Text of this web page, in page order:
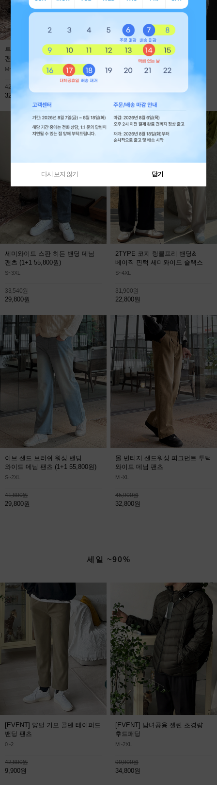
투턱 사계절 프리미엄 와이드 데님
팬츠
M~XL
42,800원
32,800원
에어로 쿨에버 절개 오버핏 긴팔
M~XL
세미와이드 스판 히든 밴딩 데님
팬츠 (1+1 55,800원)
S~3XL
33,540원
29,800원
2TYPE 코지 링클프리 밴딩&
베이직 핀턱 세미와이드 슬랙스
S~4XL
31,900원
22,800원
이브 샌드 브러쉬 워싱 밴딩
와이드 데님 팬츠 (1+1 55,800원)
S~2XL
41,800원
29,800원
몰 빈티지 샌드워싱 피그먼트 투턱
와이드 데님 팬츠
M~XL
45,900원
32,800원
세일 ~90%
[EVENT] 양털 기모 골덴 테이퍼드
밴딩 팬츠
0~2
42,800원
9,900원
[EVENT] 남녀공용 젤린 초경량
후드패딩
M~2XL
99,800원
34,800원
다시 보지 않기 닫기